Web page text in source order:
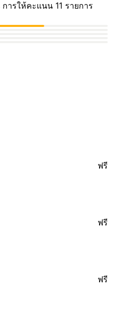
ารให้คะแนน 11 รายการ
ฟรี
ฟรี
ฟรี